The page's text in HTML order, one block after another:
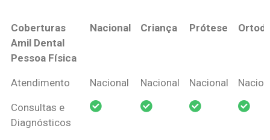
Coberturas
Amil Dental
Pessoa Física
Nacional Criança Prótese
Coberturas
Pessoa Física
Nacional Criança Prótese
Atendimento Nacional Nacional Nacional
Consultas e
Diagnósticos